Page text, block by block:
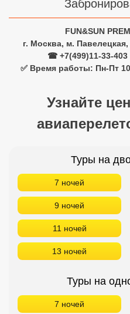
FUN&SUN
г. Москва, м.
☎ +7(499)11-33-403
✅ Время работы: Пн-Пт
Узнайте
Туры на
7 ночей
9 ночей
11 ночей
13 ночей
Туры на
7 ночей
Сетевые отели Мальдив
Сетевые отели Бали
Сетевые отели Сейшел